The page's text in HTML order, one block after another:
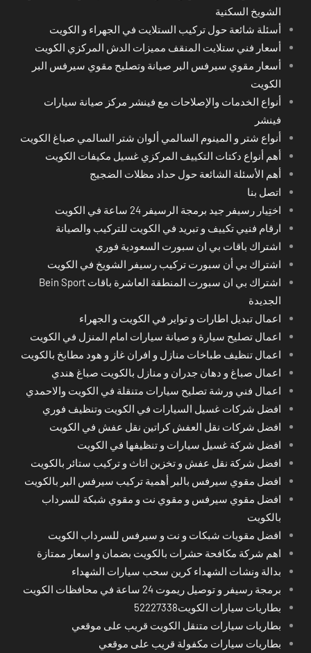
الشويخ السكنية
أسئلة شائعة حول تركيب الستلايت في الجهراء و الكويت
أسعار فني ستلايت المنقف مميزات الدش المركزي الكويت
أسعار مقوي سيرفس البر صيانة وتصليح مقوي سيرفس البر
الكويت
أنواع الخدمات والإصلاحات مع فينشر مركز صيانة سيارات
فينشر
أنواع شتر و المينوم السالمي ألوان شتر السالمي صباغ الكويت
أهم أنواع دكتات التكييف المركزي غسيل مكيفات الكويت
أهم الأسئلة الشائعة حول حداد مظلات الضجيج
اتصل بنا
اختِيار رسيفر جيد برمجة الرسيفر 24 ساعة في الكويت
ارقام فنيي تكييف و تبريد في الكويت للتركيب والصيانة
اشتراك باقات بي ان سبورت السعودية فوري
اشتراك بي أن سبورت تركيب رسيفر الشويخ في الكويت
اشتراك بي ان سبورت المنطقة العاشرة باقات Bein Sport
الجديدة
اعمال تبديل اطارات و تواير في الكويت و الجهراء
اعمال تصليح سيارة و صيانة سيارات امام المنزل في الكويت
اعمال تنظيف طباخات منازل و افران غاز و هود مطابخ بالكويت
اعمال صباغ و دهان جدران و منازل بالكويت صباغ هندي
اعمال فني ورشة تصليح سيارات متنقلة في الكويت والاحمدي
افضل شركات غسيل السيارات في الكويت وتنظيف فوري
افضل شركات نقل العفش كراتين نقل عفش في الكويت
افضل شركة غسيل سيارات و تنظيفها في الكويت
افضل شركة نقل عفش و تخزين اثاث و تركيب ستائر بالكويت
افضل مقوي سيرفس بالبر أهمية تركيب سيرفس البر بالكويت
افضل مقوي سيرفس و مقوي نت و مقوي شبكة للسرداب
بالكويت
افضل مقويات شبكات و نت و سيرفس للسرداب الكويت
اهم شركة مكافحة حشرات بالكويت بضمان و اسعار ممتازة
بدالة ونشات الشهداء كرين سحب سيارات الشهداء
برمجة رسيفر و توصيل ريموت 24 ساعة في محافظات الكويت
بطاريات سيارات الكويت52227338
بطاريات سيارات متنقل الكويت قريب على موقعي
بطاريات سيارات مكفولة قريب على موقعي